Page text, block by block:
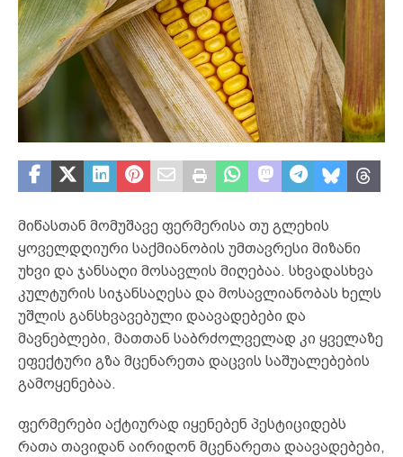
მიწასთან მომუშავე ფერმერისა თუ გლეხის
ყოველდღიური საქმიანობის უმთავრესი მიზანი
უხვი და ჯანსაღი მოსავლის მიღებაა. სხვადასხვა
კულტურის სიჯანსაღესა და მოსავლიანობას ხელს
უშლის განსხვავებული დაავადებები და
მავნებლები, მათთან საბრძოლველად კი ყველაზე
ეფექტური გზა მცენარეთა დაცვის საშუალებების
გამოყენებაა.
ფერმერები აქტიურად იყენებენ პესტიციდებს
რათა თავიდან აირიდონ მცენარეთა დაავადებები,